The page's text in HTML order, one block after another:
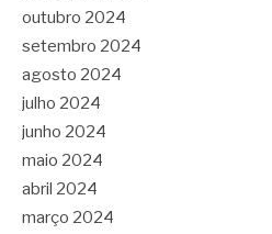
outubro 2024
setembro 2024
agosto 2024
julho 2024
junho 2024
maio 2024
abril 2024
março 2024